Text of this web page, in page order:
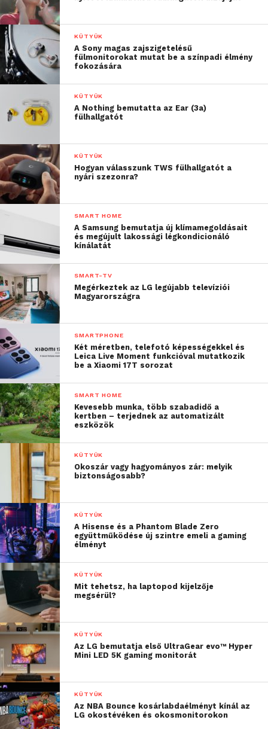
A Gigaset SL400 modell 150 euróba, a beépített
üzenetrögzítővel felszerelt Gigaset SL400A pedig
170 euróba kerül. További kézibeszélők darabonként
150 euróért érhetők el.
KÜTYÜK
A Sony magas zajszigetelésű
fülmonitorokat mutat be a színpadi élmény
fokozására
KÜTYÜK
A Nothing bemutatta az Ear (3a)
fülhallgatót
KÜTYÜK
Hogyan válasszunk TWS fülhallgatót a
nyári szezonra?
SMART HOME
A Samsung bemutatja új klímamegoldásait
és megújult lakossági légkondicionáló
kínálatát
SMART-TV
Megérkeztek az LG legújabb televíziói
Magyarországra
SMARTPHONE
Két méretben, telefotó képességekkel és
Leica Live Moment funkcióval mutatkozik
be a Xiaomi 17T sorozat
SMART HOME
Kevesebb munka, több szabadidő a
kertben – terjednek az automatizált
eszközök
KÜTYÜK
Okoszár vagy hagyományos zár: melyik
biztonságosabb?
KÜTYÜK
A Hisense és a Phantom Blade Zero
együttműködése új szintre emeli a gaming
élményt
KÜTYÜK
Mit tehetsz, ha laptopod kijelzője
megsérül?
KÜTYÜK
Az LG bemutatja első UltraGear evo™ Hyper
Mini LED 5K gaming monitorát
KÜTYÜK
Az NBA Bounce kosárlabdaélményt kínál az
LG okostévéken és okosmonitorokon